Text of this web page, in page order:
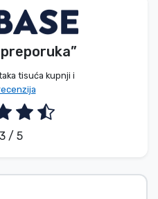
tisuća kupnji i
/ 5